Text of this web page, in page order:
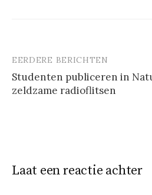
Berichtnavigatie
EERDERE BERICHTEN
Studenten publiceren in
zeldzame radioflitsen
Laat een reactie achter